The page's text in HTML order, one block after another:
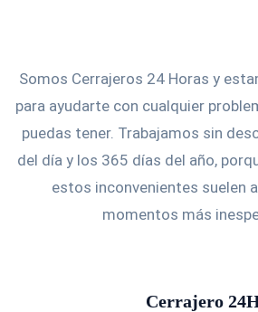
Somos Cerrajeros 24 Horas y
para ayudarte con cualquier
puedas tener. Trabajamos sin
del día y los 365 días del año,
estos inconvenientes suelen
momentos más
Cerrajero